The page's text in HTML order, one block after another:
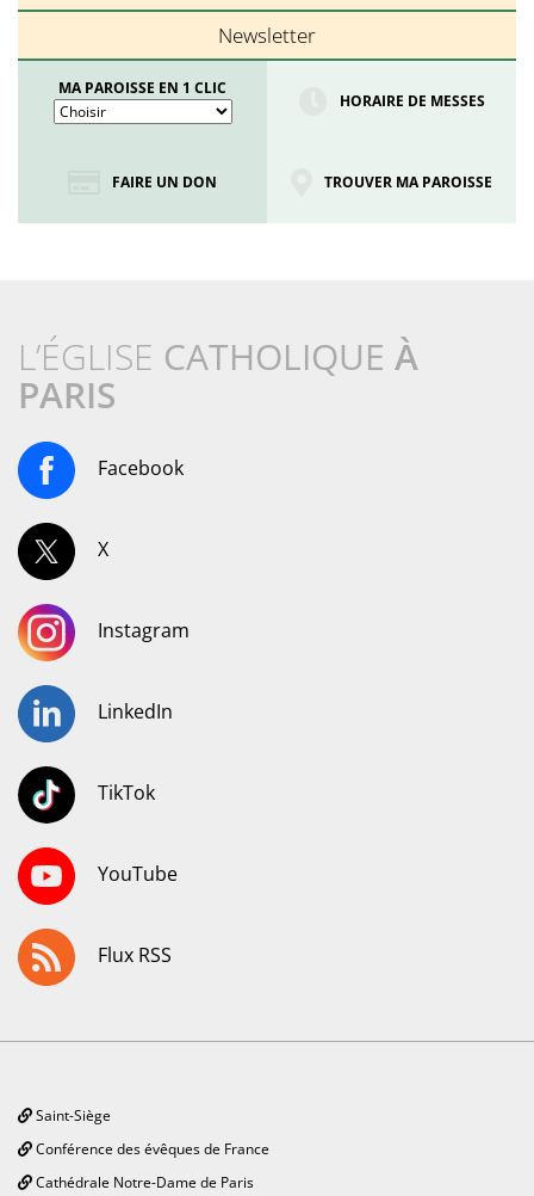
Newsletter
MA PAROISSE EN 1 CLIC
HORAIRE DE MESSES
FAIRE UN DON TROUVER MA PAROISSE
L’ÉGLISE CATHOLIQUE À
PARIS
Facebook
X
Instagram
LinkedIn
TikTok
YouTube
Flux RSS
Saint-Siège
Conférence des évêques de France
Cathédrale Notre-Dame de Paris